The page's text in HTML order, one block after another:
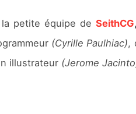
petite équipe deSeithCG,
(Cyrille Paulhiac),
illustrateur (Jerome